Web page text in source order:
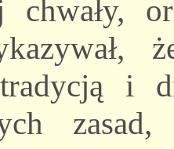
chwały,
i